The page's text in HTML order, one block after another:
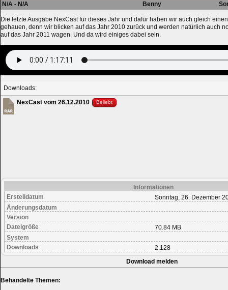
N/A - N/A
Benny
Die letzte Ausgabe NexCast für dieses Jahr und dafür haben wir auch gleich
gehauen, denn wir blicken auf das Jahr 2010 zurück und werden natürlich auch
auf das Jahr 2011 wagen. Und da wird einiges dabei sein.
Downloads:
NexCast vom 26.12.2010
Beliebt
Informationen
Erstelldatum
Sonntag, 26. Dezember
Änderungsdatum
Version
Dateigröße
70.84 MB
System
Downloads
2.128
Download melden
Behandelte Themen: